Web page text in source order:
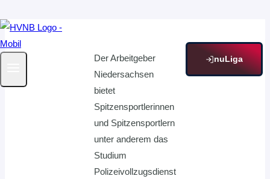
Zum
Inhalt
nuLiga
Der Arbeitgeber
Niedersachsen
bietet
Spitzensportlerinnen
und Spitzensportlern
unter anderem das
Studium
Polizeivollzugsdienst